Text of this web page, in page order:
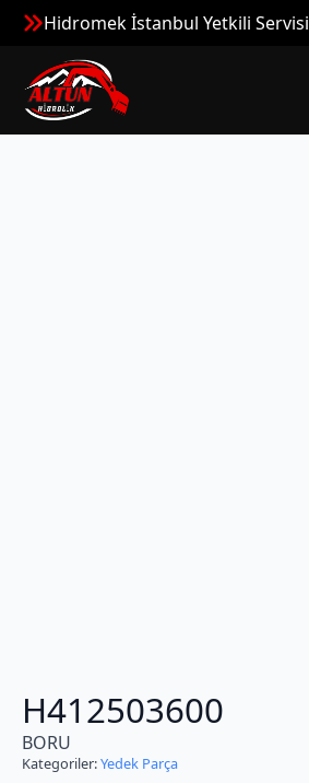
Hidromek İstanbul Yetkili Servisi
H412503600
BORU
Kategoriler:Yedek Parça